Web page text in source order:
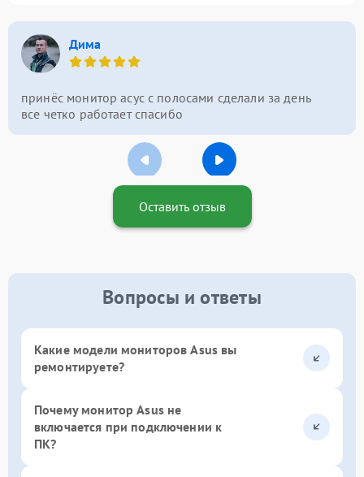
Дима
принёс монитор асус с полосами сделали за день
все четко работает спасибо
Оставить отзыв
Вопросы и ответы
Какие модели мониторов Asus вы
ремонтируете?
Почему монитор Asus не
включается при подключении к
ПК?